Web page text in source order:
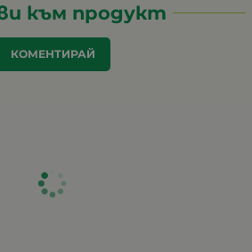
към продукт
КОМЕНТИРАЙ